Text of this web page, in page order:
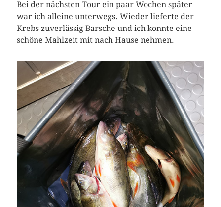
Bei der nächsten Tour ein paar Wochen später
war ich alleine unterwegs. Wieder lieferte der
Krebs zuverlässig Barsche und ich konnte eine
schöne Mahlzeit mit nach Hause nehmen.